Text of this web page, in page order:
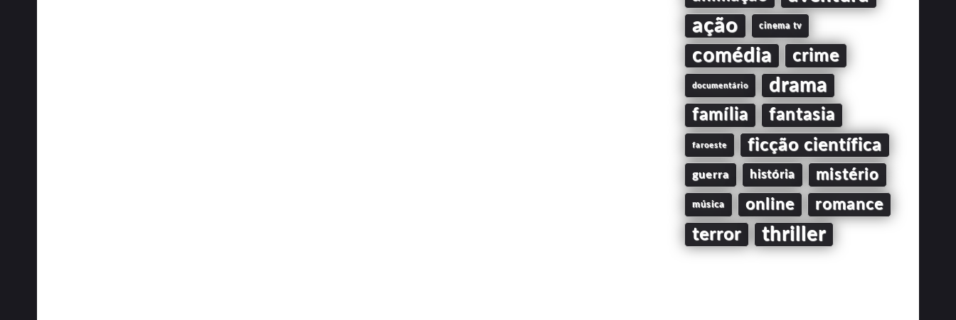
ação cinema tv
comédia crime
documentário drama
família fantasia
faroeste ficção científica
guerra história mistério
música online romance
terror thriller